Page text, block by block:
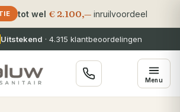
tot wel € 2.100,— inruilvoordeel
Uitstekend · 4.315 klantbeoordelingen
Menu